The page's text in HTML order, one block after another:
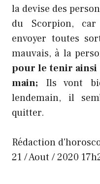
la devise des
du Scorpion,
envoyer toutes
mauvais, à la
pour le tenir ainsi
main; Ils vont
lendemain, il
quitter.
Rédaction
21 / Aout / 2020